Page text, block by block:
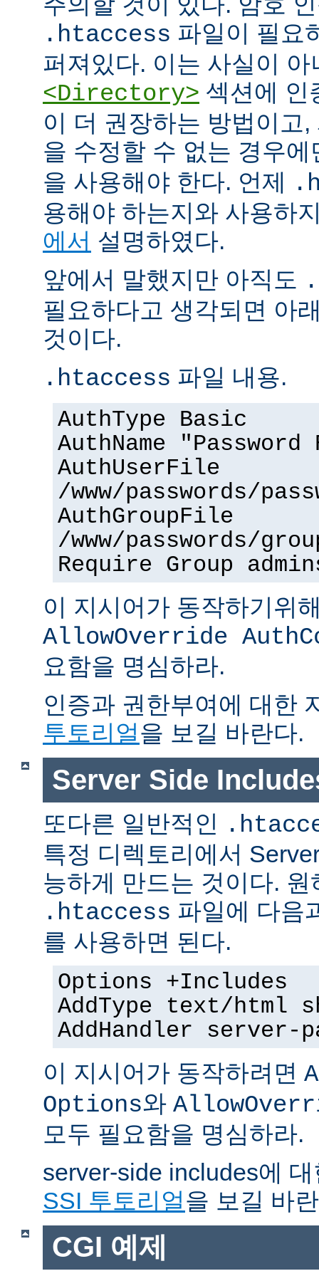
.htaccess 파일이 필요
퍼져있다. 이는 사실이
<Directory> 섹션에 인
이 더 권장하는 방법이고
을 수정할 수 없는 경우
을 사용해야 한다. 언제
용해야 하는지와 사용하
에서 설명하였다.
앞에서 말했지만 아직도
필요하다고 생각되면 아
것이다.
.htaccess 파일 내용.
AuthType Basic
AuthName
AuthUserFile
/www/passwords/
AuthGroupFile
/www/passwords/
Require Group
이 지시어가 동작하기위
AllowOverride
요함을 명심하라.
인증과 권한부여에 대한
투토리얼을 보길 바란다.
Server Side
또다른 일반적인
특정 디렉토리에서
능하게 만드는 것이다.
.htaccess 파일에 다음
를 사용하면 된다.
Options +Includes
AddType text/html
AddHandler server-
이 지시어가 동작하려면
Options와
모두 필요함을 명심하라.
server-side includes에
SSI 투토리얼을 보길 바
CGI 예제